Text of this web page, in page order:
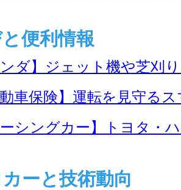
便利情報
ンダ】ジェット機や芝刈
動車保険】運転を見守る
ーシングカー】トヨタ・
ーと技術動向